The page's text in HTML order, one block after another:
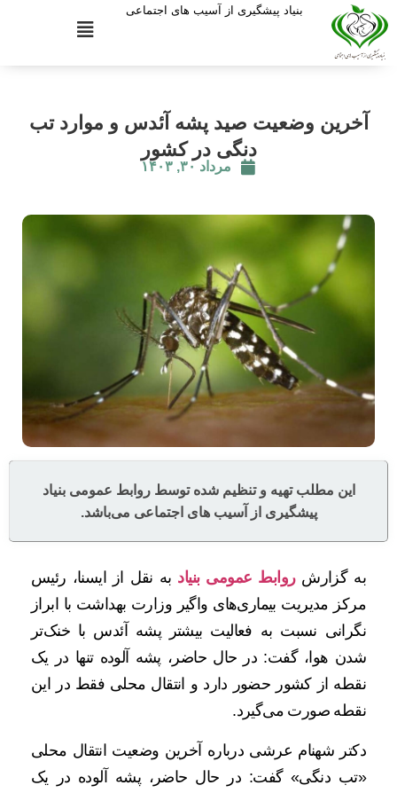
بنیاد پیشگیری از آسیب های اجتماعی
آخرین وضعیت صید پشه آئدس و موارد تب
دنگی در کشور
مرداد ۳۰, ۱۴۰۳
این مطلب تهیه و تنظیم شده توسط روابط عمومی بنیاد
پیشگیری از آسیب های اجتماعی می‌باشد.
به گزارشروابط عمومی بنیاد به نقل از ایسنا، رئیس
مرکز مدیریت بیماری‌های واگیر وزارت بهداشت با ابراز
نگرانی نسبت به فعالیت بیشتر پشه آئدس با خنک‌تر
شدن هوا، گفت: در حال حاضر، پشه آلوده تنها در یک
نقطه از کشور حضور دارد و انتقال محلی فقط در این
نقطه صورت می‌گیرد.
دکتر شهنام عرشی درباره آخرین وضعیت انتقال محلی
«تب دنگی» گفت: در حال حاضر، پشه آلوده در یک